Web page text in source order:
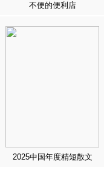
不便的便利店
2025中国年度精短散文